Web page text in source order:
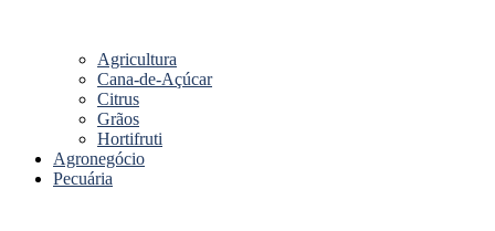
Agricultura
Cana-de-Açúcar
Citrus
Grãos
Hortifruti
Agronegócio
Pecuária